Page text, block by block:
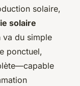
solaire,
solaire
va du simple
ponctuel,